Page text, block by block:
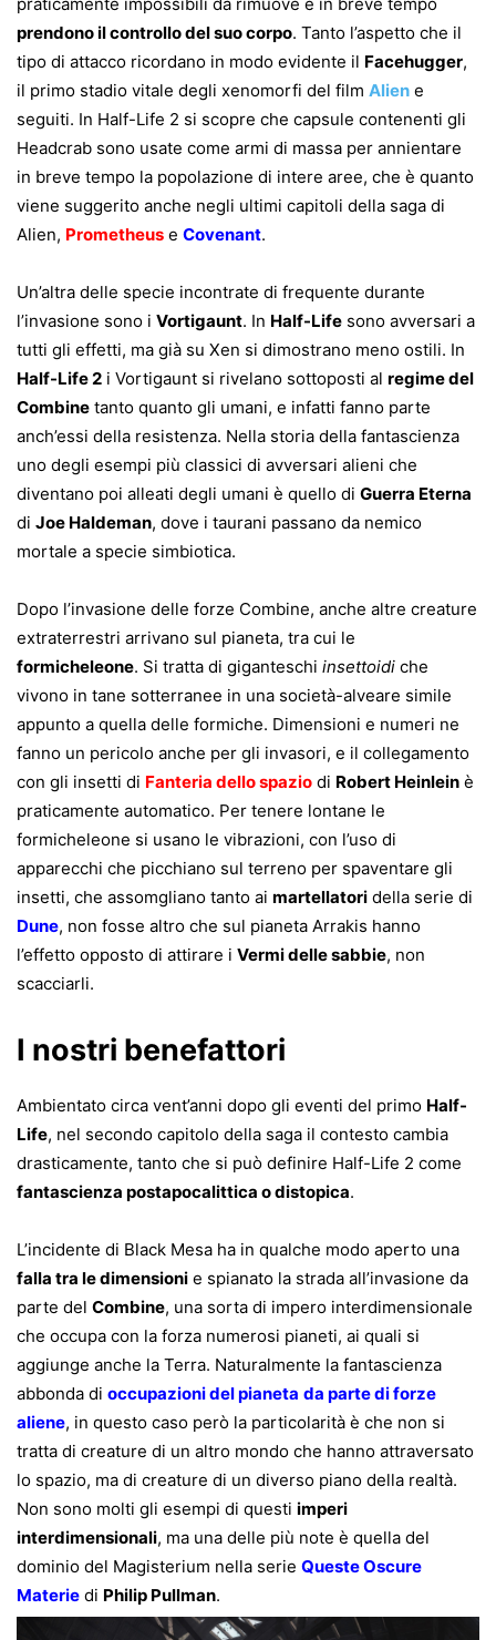
prendono il controllo del suo corpo. Tanto l’aspetto che il
tipo di attacco ricordano in modo evidente il Facehugger,
il primo stadio vitale degli xenomorfi del film Alien e
seguiti. In Half-Life 2 si scopre che capsule contenenti gli
Headcrab sono usate come armi di massa per annientare
in breve tempo la popolazione di intere aree, che è quanto
viene suggerito anche negli ultimi capitoli della saga di
Alien, Prometheus e Covenant.
Un’altra delle specie incontrate di frequente durante
l’invasione sono i Vortigaunt. In Half-Life sono avversari a
tutti gli effetti, ma già su Xen si dimostrano meno ostili. In
Half-Life 2 i Vortigaunt si rivelano sottoposti al regime del
Combine tanto quanto gli umani, e infatti fanno parte
anch’essi della resistenza. Nella storia della fantascienza
uno degli esempi più classici di avversari alieni che
diventano poi alleati degli umani è quello di Guerra Eterna
di Joe Haldeman, dove i taurani passano da nemico
mortale a specie simbiotica.
Dopo l’invasione delle forze Combine, anche altre creature
extraterrestri arrivano sul pianeta, tra cui le
formicheleone. Si tratta di giganteschi insettoidi che
vivono in tane sotterranee in una società-alveare simile
appunto a quella delle formiche. Dimensioni e numeri ne
fanno un pericolo anche per gli invasori, e il collegamento
con gli insetti di Fanteria dello spazio di Robert Heinlein è
praticamente automatico. Per tenere lontane le
formicheleone si usano le vibrazioni, con l’uso di
apparecchi che picchiano sul terreno per spaventare gli
insetti, che assomgliano tanto ai martellatori della serie di
Dune, non fosse altro che sul pianeta Arrakis hanno
l’effetto opposto di attirare i Vermi delle sabbie, non
scacciarli.
I nostri benefattori
Ambientato circa vent’anni dopo gli eventi del primo Half-
Life, nel secondo capitolo della saga il contesto cambia
drasticamente, tanto che si può definire Half-Life 2 come
fantascienza postapocalittica o distopica.
L’incidente di Black Mesa ha in qualche modo aperto una
falla tra le dimensioni e spianato la strada all’invasione da
parte del Combine, una sorta di impero interdimensionale
che occupa con la forza numerosi pianeti, ai quali si
aggiunge anche la Terra. Naturalmente la fantascienza
abbonda di occupazioni del pianeta da parte di forze
aliene, in questo caso però la particolarità è che non si
tratta di creature di un altro mondo che hanno attraversato
lo spazio, ma di creature di un diverso piano della realtà.
Non sono molti gli esempi di questi imperi
interdimensionali, ma una delle più note è quella del
dominio del Magisterium nella serie Queste Oscure
Materie di Philip Pullman.